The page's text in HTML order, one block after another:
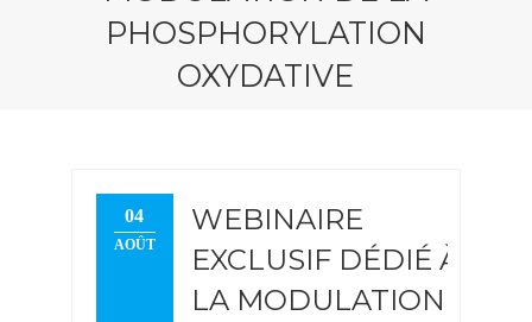
PHOSPHORYLATION
OXYDATIVE
04
AOÛT
WEBINAIRE
EXCLUSIF DÉDIÉ À
LA MODULATION